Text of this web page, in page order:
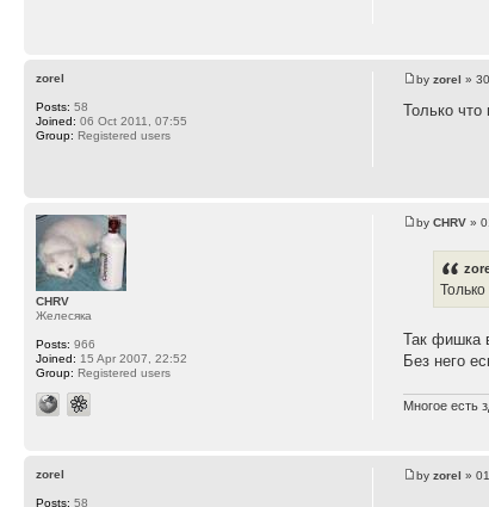
byzorel »
Только что
zorel
Posts: 58
Joined: 06 Oct 2011, 07:55
Group: Registered users
byCHRV »
Так фишка
Без него
Многое есть
CHRV
Желесяка
Posts: 966
Joined: 15 Apr 2007, 22:52
Group: Registered users
byzorel »
zorel
Posts: 58